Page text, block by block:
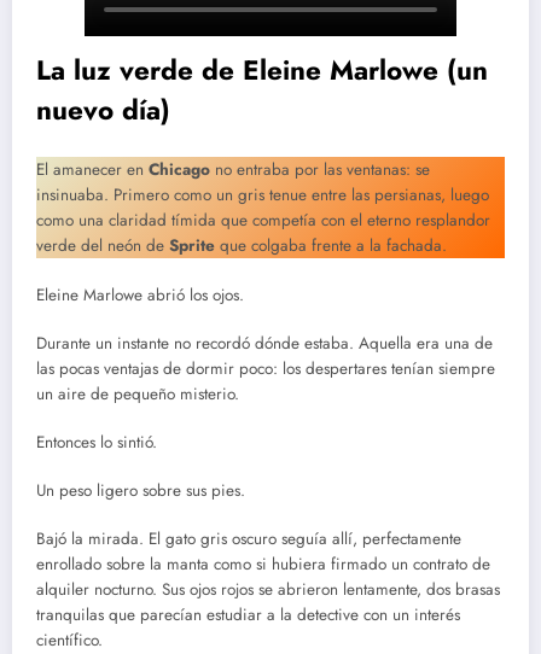
La luz verde de Eleine Marlowe (un
nuevo día)
El amanecer en Chicago no entraba por las ventanas: se
insinuaba. Primero como un gris tenue entre las persianas, luego
como una claridad tímida que competía con el eterno resplandor
verde del neón de Sprite que colgaba frente a la fachada.
Eleine Marlowe abrió los ojos.
Durante un instante no recordó dónde estaba. Aquella era una de
las pocas ventajas de dormir poco: los despertares tenían siempre
un aire de pequeño misterio.
Entonces lo sintió.
Un peso ligero sobre sus pies.
Bajó la mirada. El gato gris oscuro seguía allí, perfectamente
enrollado sobre la manta como si hubiera firmado un contrato de
alquiler nocturno. Sus ojos rojos se abrieron lentamente, dos brasas
tranquilas que parecían estudiar a la detective con un interés
científico.